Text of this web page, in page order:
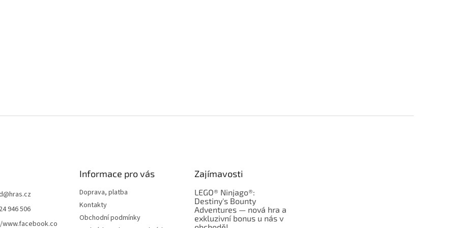
@hras.cz
946 506
Informace pro vás
Doprava, platba
Kontakty
Obchodní podmínky
Zajímavosti
LEGO® Ninjago®:
Destiny's Bounty
Adventures — nová hra a
exkluzivní bonus u nás v